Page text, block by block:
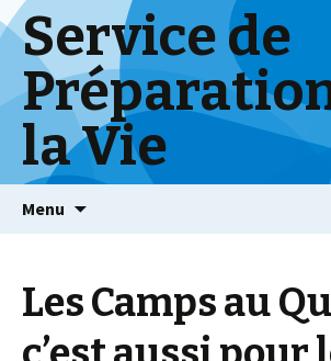
Service de
la Vie
Menu
Les Camps au